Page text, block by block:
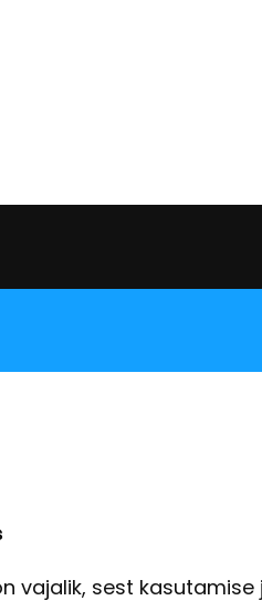
vajalik, sest